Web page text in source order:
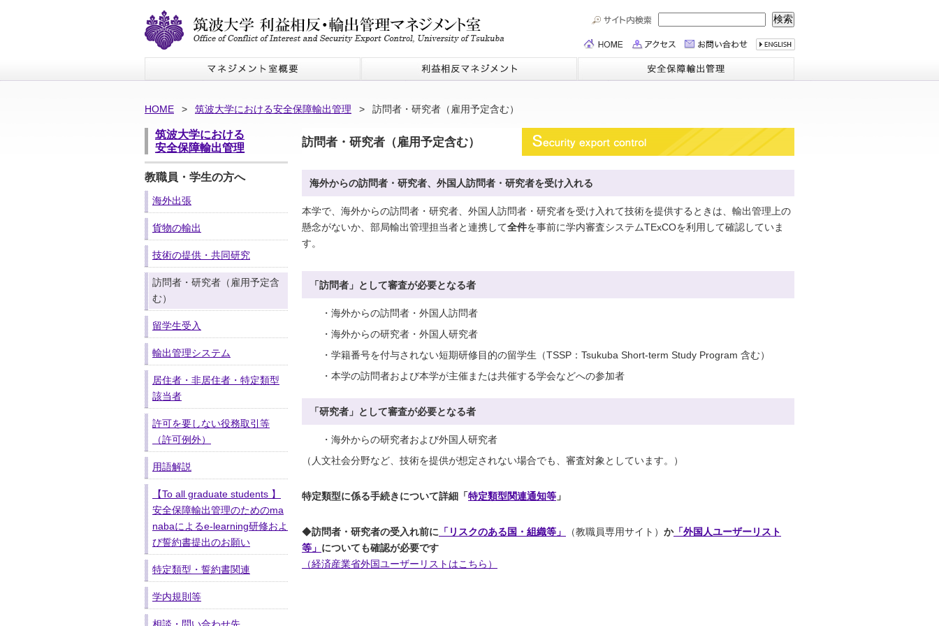
HOME > 筑波大学における安全保障輸出管理 > 訪問者・研究者（雇用予定含む）
訪問者・研究者（雇用予定含む）
海外からの訪問者・研究者、外国人訪問者・研究者を受け入れる
本学で、海外からの訪問者・研究者、外国人訪問者・研究者を受け入れて技術を提供するときは、輸出管理上の
懸念がないか、部局輸出管理担当者と連携して全件を事前に学内審査システムTExCOを利用して確認していま
す。
「訪問者」として審査が必要となる者
・海外からの訪問者・外国人訪問者
・海外からの研究者・外国人研究者
・学籍番号を付与されない短期研修目的の留学生（TSSP：Tsukuba Short-term Study Program 含む）
・本学の訪問者および本学が主催または共催する学会などへの参加者
「研究者」として審査が必要となる者
・海外からの研究者および外国人研究者
（人文社会分野など、技術を提供が想定されない場合でも、審査対象としています。）
特定類型に係る手続きについて詳細「特定類型関連通知等 」
◆訪問者・研究者の受入れ前に 「リスクのある国・組織等」 （教職員専用サイト） か「外国人ユーザーリスト
等」 についても確認が必要です
（経済産業省外国ユーザーリストはこちら）
筑波大学における
安全保障輸出管理
教職員・学生の方へ
海外出張
貨物の輸出
技術の提供・共同研究
訪問者・研究者（雇用予定含
む）
留学生受入
輸出管理システム
居住者・非居住者・特定類型
該当者
許可を要しない役務取引等
（許可例外）
用語解説
【To all graduate students 】
安全保障輸出管理のためのma
nabaによるe-learning研修およ
び誓約書提出のお願い
特定類型・誓約書関連
学内規則等